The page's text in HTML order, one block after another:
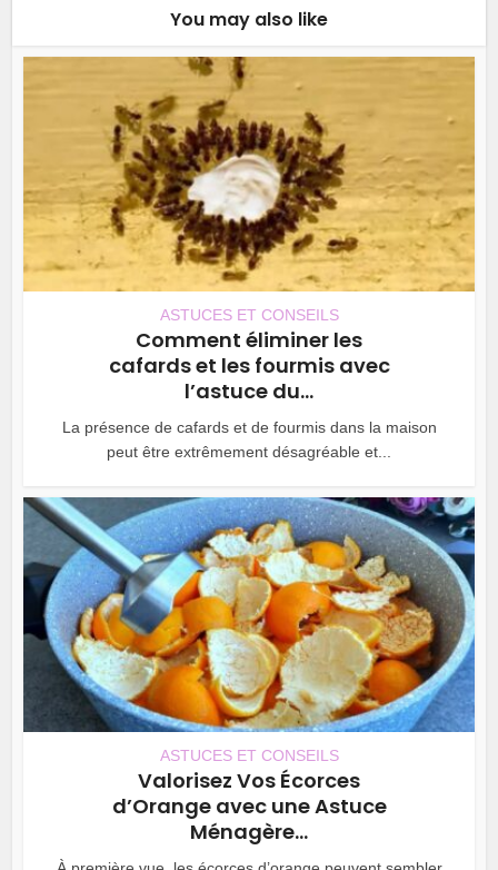
You may also like
ASTUCES ET CONSEILS
Comment éliminer les
cafards et les fourmis avec
l’astuce du...
La présence de cafards et de fourmis dans la maison
peut être extrêmement désagréable et...
ASTUCES ET CONSEILS
Valorisez Vos Écorces
d’Orange avec une Astuce
Ménagère...